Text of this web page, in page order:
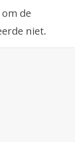
de
niet.